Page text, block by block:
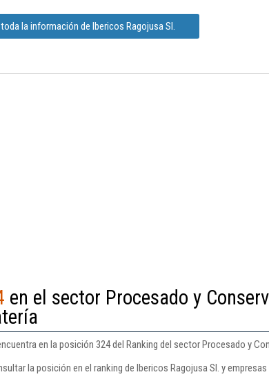
la información de Ibericos Ragojusa Sl.
en el sector Procesado y
en la posición 324 del Ranking del sector Procesado y
la posición en el ranking de Ibericos Ragojusa Sl. y